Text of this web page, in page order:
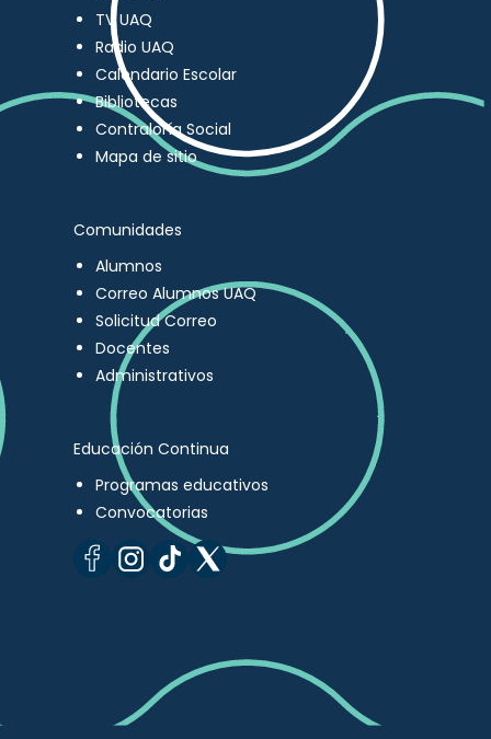
TV UAQ
Radio UAQ
Calendario Escolar
Bibliotecas
Contraloría Social
Mapa de sitio
Comunidades
Alumnos
Correo Alumnos UAQ
Solicitud Correo
Docentes
Administrativos
Educación Continua
Programas educativos
Convocatorias